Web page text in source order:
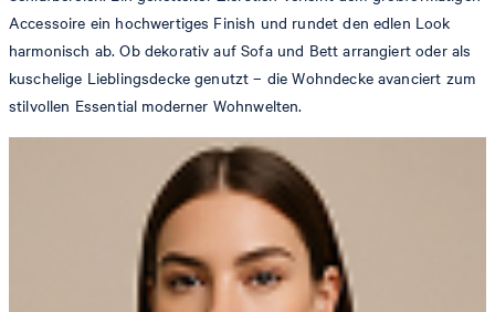
Accessoire ein hochwertiges Finish und rundet den edlen Look
harmonisch ab. Ob dekorativ auf Sofa und Bett arrangiert oder als
kuschelige Lieblingsdecke genutzt – die Wohndecke avanciert zum
stilvollen Essential moderner Wohnwelten.